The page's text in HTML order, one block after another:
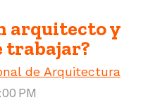
arquitecto y
trabajar?
de Arquitectura
PM